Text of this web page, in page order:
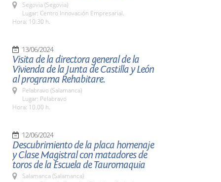
Segovia (Segovia)
Lugar: Centro Innovación Empresarial.
Hora: 10:30 h.
13/06/2024
Visita de la directora general de la
Vivienda de la Junta de Castilla y León
al programa Rehabitare.
Pelabravo (Salamanca)
Lugar: Pelabravo
Hora: 10.00 h.
12/06/2024
Descubrimiento de la placa homenaje
y Clase Magistral con matadores de
toros de la Escuela de Tauromaquia
Salamanca (Salamanca)